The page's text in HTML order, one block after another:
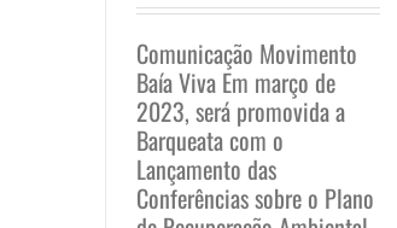
Comunicação Movimento
Baía Viva Em março de
2023, será promovida a
Barqueata com o
Lançamento das
Conferências sobre o Plano